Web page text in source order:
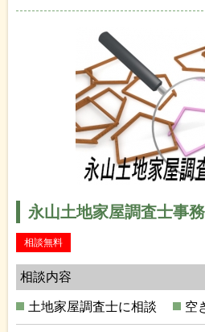
永山土地家屋調査士事
相談無料
相談内容
土地家屋調査士に相談 空